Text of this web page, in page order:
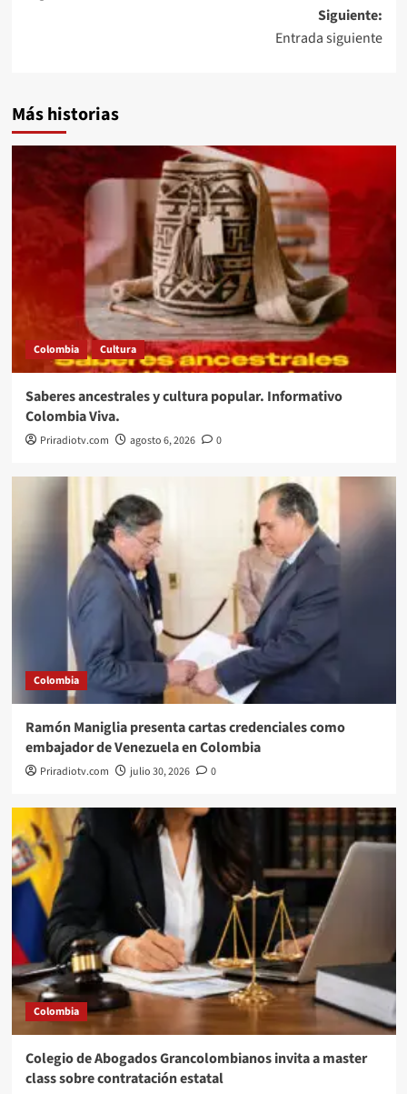
entradas
Siguiente:
Entrada siguiente
Más historias
Colombia Cultura
Saberes ancestrales y cultura popular. Informativo
Colombia Viva.
Priradiotv.com agosto 6, 2026 0
Colombia
Ramón Maniglia presenta cartas credenciales como
embajador de Venezuela en Colombia
Priradiotv.com julio 30, 2026 0
Colombia
Colegio de Abogados Grancolombianos invita a master
class sobre contratación estatal